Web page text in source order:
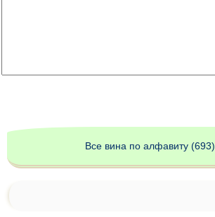
Все вина по алфавиту (693)